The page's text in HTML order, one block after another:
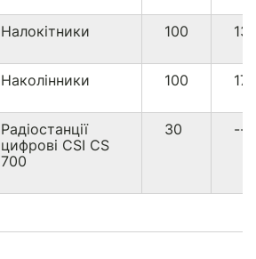
Налокітники 100
Наколінники 100
Радіостанції
цифрові CSI CS
700
30 --